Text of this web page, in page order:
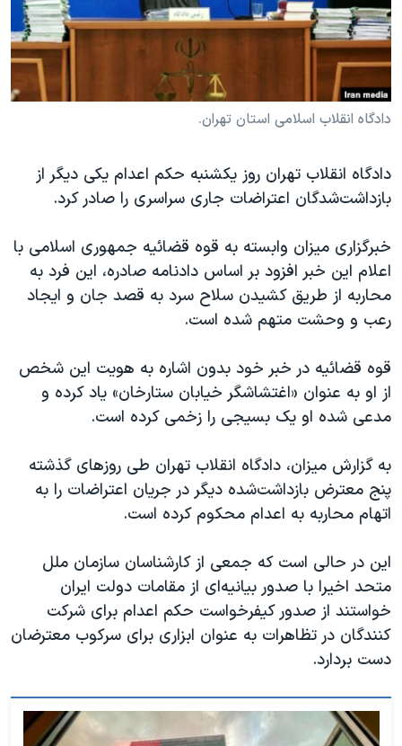
فرهنگ و زندگی
حقوق شهروندی
اقتصادی
علم و فناوری
گالری عکس
آرشیو پخش زنده
مستندها
انتخابات ریاست جمهوری آمریکا ۲۰۲۴
حمله جمهوری اسلامی به اسرائیل
رمز مهسا
اعتراضات زن، زندگی، آزادی
مجموعه مستندهای دادخواهی
تریبونال مردمی آبان ۹۸
دادگاه حمید نوری
چهل سال گروگان‌گیری
اعتراضات مردمی آبان ۹۸
اسرائیل در جنگ
همایش محافظه‌کاران آمریکا «سی‌پک»
صفحه‌های ویژه
دنبال کنید
دادگاه انقلاب اسلامی استان تهران.
دادگاه انقلاب تهران روز یکشنبه حکم اعدام یکی دیگر از
بازداشت‌شدگان اعتراضات جاری سراسری را صادر کرد.
خبرگزاری میزان وابسته به قوه قضائیه جمهوری اسلامی با
اعلام این خبر افزود بر اساس دادنامه صادره، این فرد به
محاربه از طریق کشیدن سلاح سرد به قصد جان و ایجاد
رعب و وحشت متهم شده است.
قوه قضائیه در خبر خود بدون اشاره به هویت این شخص
از او به عنوان «اغتشاشگر خیابان ستارخان» یاد کرده و
مدعی شده او یک بسیجی را زخمی کرده است.
به گزارش میزان، دادگاه انقلاب تهران طی روزهای گذشته
پنج معترض بازداشت‌شده دیگر در جریان اعتراضات را به
اتهام محاربه به اعدام محکوم کرده است.
این در حالی است که جمعی از کارشناسان سازمان ملل
متحد اخیرا با صدور بیانیه‌ای از مقامات دولت ایران
خواستند از صدور کیفرخواست حکم اعدام برای شرکت
کنندگان در تظاهرات به عنوان ابزاری برای سرکوب معترضان
دست بردارد.